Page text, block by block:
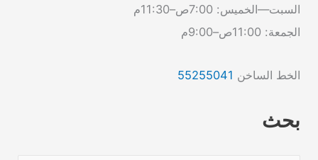
السبت—الخميس: 7:00ص–11:30م
الجمعة: 11:00ص–9:00م
الخط الساخن 55255041
بحث